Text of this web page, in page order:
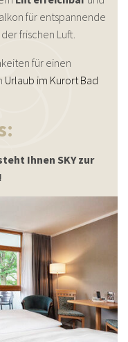
für entspannende
frischen Luft.
für einen
Urlaub im Kurort Bad
Ihnen SKY zur